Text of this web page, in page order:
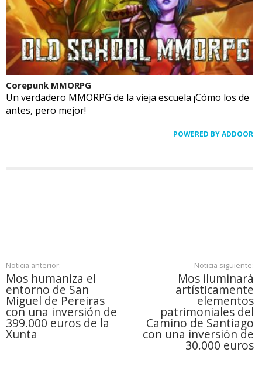
Corepunk MMORPG
Un verdadero MMORPG de la vieja escuela ¡Cómo los de
antes, pero mejor!
POWERED BY ADDOOR
Noticia anterior:
Mos humaniza el
entorno de San
Miguel de Pereiras
con una inversión de
399.000 euros de la
Xunta
Noticia siguiente:
Mos iluminará
artísticamente
elementos
patrimoniales del
Camino de Santiago
con una inversión de
30.000 euros